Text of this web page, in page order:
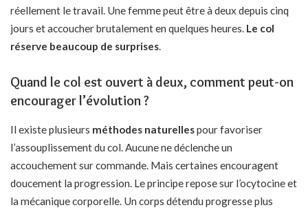
réellement le travail. Une femme peut être à deux depuis cinq
jours et accoucher brutalement en quelques heures. Le col
réserve beaucoup de surprises.
Quand le col est ouvert à deux, comment peut-on
encourager l’évolution ?
Il existe plusieurs méthodes naturellespour favoriser
l’assouplissement du col. Aucune ne déclenche un
accouchement sur commande. Mais certaines encouragent
doucement la progression. Le principe repose sur l’ocytocine et
la mécanique corporelle. Un corps détendu progresse plus